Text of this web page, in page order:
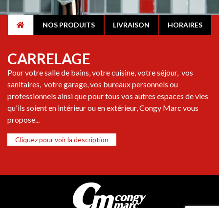
NOS PRODUITS LIVRAISON HORAIRES
CARRELAGE
Pour votre salle de bains, votre cuisine, votre séjour, vos
sanitaires, votre garage, vos bureaux personnels ou
professionnels ainsi que pour tous vos autres espaces de vies
qu'ils soient en intérieur ou en extérieur, Congy Marc vous
propose...